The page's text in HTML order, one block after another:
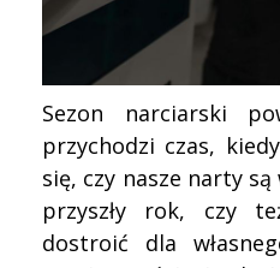
Sezon narciarski
przychodzi czas,
się, czy nasze narty
przyszły rok, czy
dostroić dla